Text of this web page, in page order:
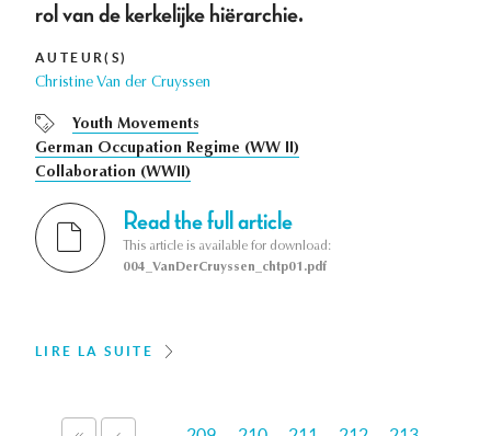
rol van de kerkelijke hiërarchie.
AUTEUR(S)
Christine Van der Cruyssen
Youth Movements
German Occupation Regime (WW II)
Collaboration (WWII)
Read the full article
This article is available for download:
004_VanDerCruyssen_chtp01.pdf
LIRE LA SUITE